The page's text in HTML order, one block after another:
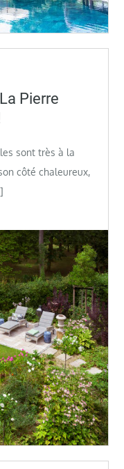
Pierre
sont très à la
côté chaleureux,